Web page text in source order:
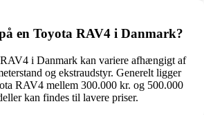
en Toyota RAV4 i Danmark?
i Danmark kan variere afhængigt af
og ekstraudstyr. Generelt ligger
RAV4 mellem 300.000 kr. og 500.000
kan findes til lavere priser.